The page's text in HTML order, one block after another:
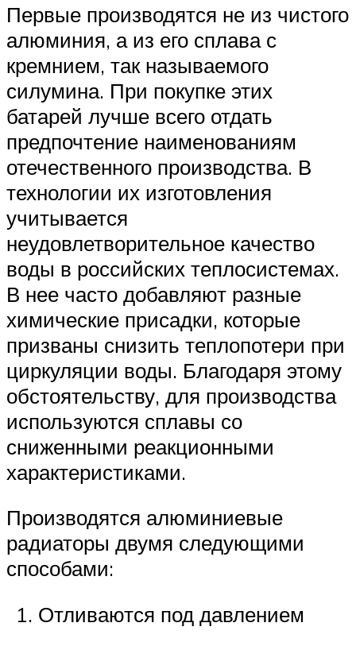
Первые производятся не из чистого
алюминия, а из его сплава с
кремнием, так называемого
силумина. При покупке этих
батарей лучше всего отдать
предпочтение наименованиям
отечественного производства. В
технологии их изготовления
учитывается
неудовлетворительное качество
воды в российских теплосистемах.
В нее часто добавляют разные
химические присадки, которые
призваны снизить теплопотери при
циркуляции воды. Благодаря этому
обстоятельству, для производства
используются сплавы со
сниженными реакционными
характеристиками.
Производятся алюминиевые
радиаторы двумя следующими
способами:
Отливаются под давлением